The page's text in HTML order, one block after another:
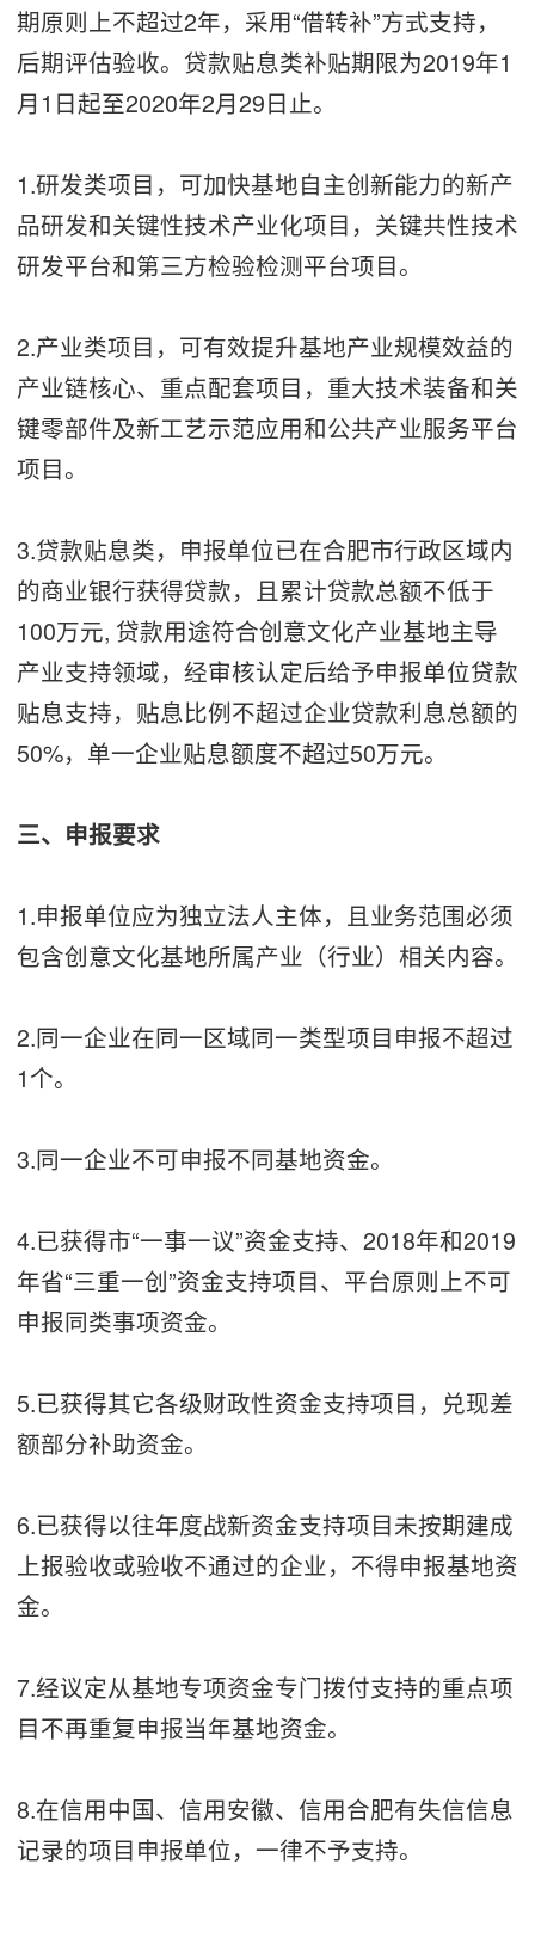
期原则上不超过2年，采用“借转补”方式支持，
后期评估验收。贷款贴息类补贴期限为2019年1
月1日起至2020年2月29日止。
1.研发类项目，可加快基地自主创新能力的新产
品研发和关键性技术产业化项目，关键共性技术
研发平台和第三方检验检测平台项目。
2.产业类项目，可有效提升基地产业规模效益的
产业链核心、重点配套项目，重大技术装备和关
键零部件及新工艺示范应用和公共产业服务平台
项目。
3.贷款贴息类，申报单位已在合肥市行政区域内
的商业银行获得贷款，且累计贷款总额不低于
100万元, 贷款用途符合创意文化产业基地主导
产业支持领域，经审核认定后给予申报单位贷款
贴息支持，贴息比例不超过企业贷款利息总额的
50%，单一企业贴息额度不超过50万元。
三、申报要求
1.申报单位应为独立法人主体，且业务范围必须
包含创意文化基地所属产业（行业）相关内容。
2.同一企业在同一区域同一类型项目申报不超过
1个。
3.同一企业不可申报不同基地资金。
4.已获得市“一事一议”资金支持、2018年和2019
年省“三重一创”资金支持项目、平台原则上不可
申报同类事项资金。
5.已获得其它各级财政性资金支持项目，兑现差
额部分补助资金。
6.已获得以往年度战新资金支持项目未按期建成
上报验收或验收不通过的企业，不得申报基地资
金。
7.经议定从基地专项资金专门拨付支持的重点项
目不再重复申报当年基地资金。
8.在信用中国、信用安徽、信用合肥有失信信息
记录的项目申报单位，一律不予支持。